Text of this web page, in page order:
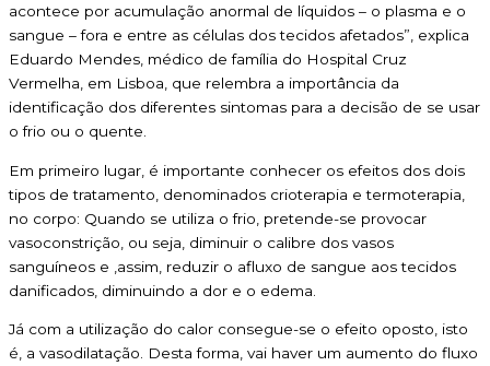
acontece por acumulação anormal de líquidos – o plasma e o
sangue – fora e entre as células dos tecidos afetados”, explica
Eduardo Mendes, médico de família do Hospital Cruz
Vermelha, em Lisboa, que relembra a importância da
identificação dos diferentes sintomas para a decisão de se usar
o frio ou o quente.
Em primeiro lugar, é importante conhecer os efeitos dos dois
tipos de tratamento, denominados crioterapia e termoterapia,
no corpo: Quando se utiliza o frio, pretende-se provocar
vasoconstrição, ou seja, diminuir o calibre dos vasos
sanguíneos e ,assim, reduzir o afluxo de sangue aos tecidos
danificados, diminuindo a dor e o edema.
Já com a utilização do calor consegue-se o efeito oposto, isto
é, a vasodilatação. Desta forma, vai haver um aumento do fluxo